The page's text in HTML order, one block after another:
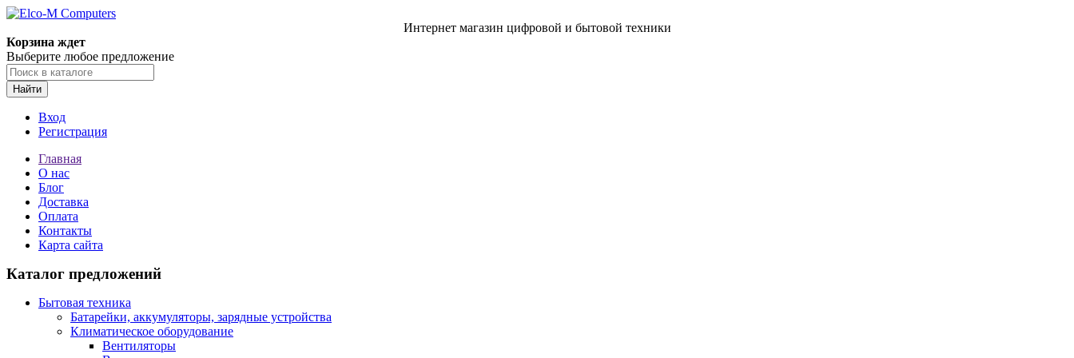
Интернет магазин цифровой и бытовой техники
Корзина ждет
Выберите любое предложение
Найти
Вход
Регистрация
Главная
О нас
Блог
Доставка
Оплата
Контакты
Карта сайта
Каталог предложений
Бытовая техника
Батарейки, аккумуляторы, зарядные устройства
Климатическое оборудование
Вентиляторы